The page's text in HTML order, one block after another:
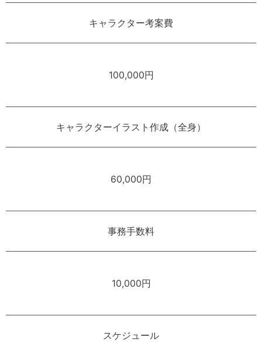
キャラクター考案費
100,000円
キャラクターイラスト作成（全身）
60,000円
事務手数料
10,000円
スケジュール